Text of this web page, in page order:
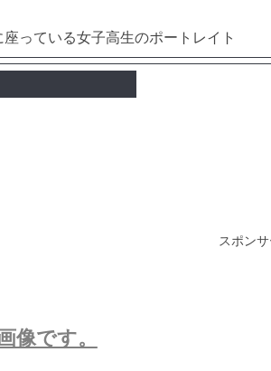
スポン
像です。